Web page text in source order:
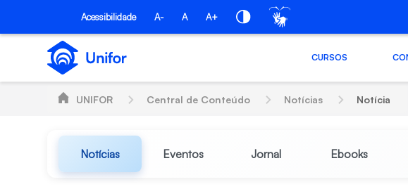
Pular para o Conteúdo principal
Acessibilidade A- A A+
CURSOS
UNIFOR Central de Conteúdo Notícias Notícia
Notícias Eventos Jornal Ebooks